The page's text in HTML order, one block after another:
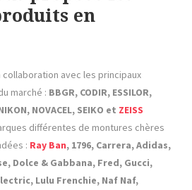
en
avec les principaux
marché : BBGR, CODIR, ESSILOR,
NOVACEL, SEIKO et ZEISS
différentes de montures chères
: Ray Ban, 1796, Carrera, Adidas,
Dolce & Gabbana, Fred, Gucci,
Lulu Frenchie, Naf Naf,